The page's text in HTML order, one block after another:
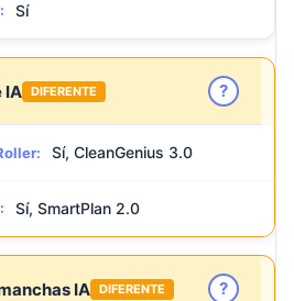
Sí
IA DIFERENTE ?
Sí, CleanGenius 3.0
Sí, SmartPlan 2.0
IA DIFERENTE ?